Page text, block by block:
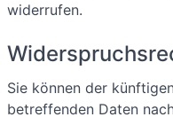
widerrufen.
Sie können der
betreffenden Daten